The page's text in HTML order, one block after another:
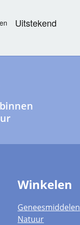
Winkelen
Geneesmiddelen
Natuur